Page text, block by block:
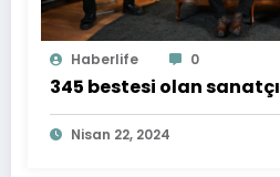
Haberlife 0
345 bestesi olan sanatçı
Nisan 22, 2024